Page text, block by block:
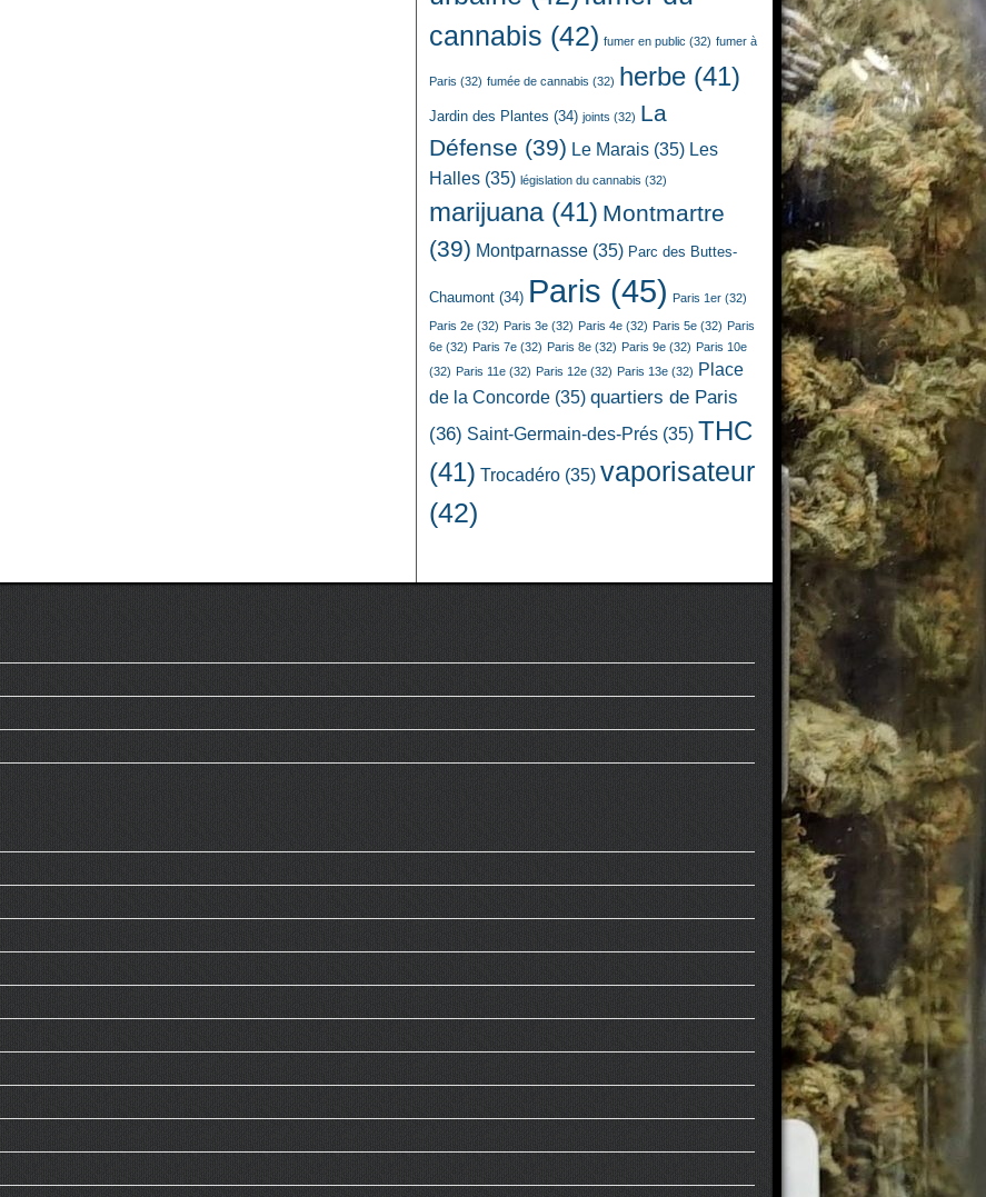
cannabis (42) fumer en public (32) fumer à
Paris (32) fumée de cannabis (32) herbe (41)
Jardin des Plantes (34) joints (32) La
Défense (39) Le Marais (35) Les
Halles (35) législation du cannabis (32)
marijuana(41) Montmartre
(39) Montparnasse (35) Parc des Buttes-
Chaumont (34) Paris (45) Paris 1er (32)
Paris 2e (32) Paris 3e (32) Paris 4e (32) Paris 5e (32) Paris
6e (32) Paris 7e (32) Paris 8e (32) Paris 9e (32) Paris 10e
(32) Paris 11e (32) Paris 12e (32) Paris 13e (32) Place
de la Concorde (35) quartiers de Paris
(36) Saint-Germain-des-Prés (35) THC
(41) Trocadéro (35) vaporisateur
(42)